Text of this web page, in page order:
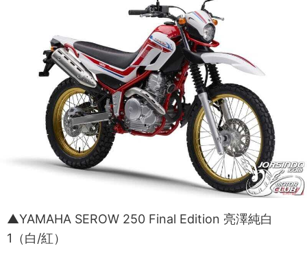
▲YAMAHA SEROW 250 Final Edition 亮澤純白
1（白/紅）